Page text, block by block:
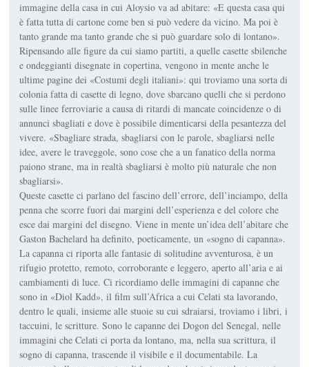
immagine della casa in cui Aloysio va ad abitare: «E questa casa qui
è fatta tutta di cartone come ben si può vedere da vicino. Ma poi è
tanto grande ma tanto grande che si può guardare solo di lontano».
Ripensando alle figure da cui siamo partiti, a quelle casette sbilenche
e ondeggianti disegnate in copertina, vengono in mente anche le
ultime pagine dei «Costumi degli italiani»: qui troviamo una sorta di
colonia fatta di casette di legno, dove sbarcano quelli che si perdono
sulle linee ferroviarie a causa di ritardi di mancate coincidenze o di
annunci sbagliati e dove è possibile dimenticarsi della pesantezza del
vivere. «Sbagliare strada, sbagliarsi con le parole, sbagliarsi nelle
idee, avere le traveggole, sono cose che a un fanatico della norma
paiono strane, ma in realtà sbagliarsi è molto più naturale che non
sbagliarsi».
Queste casette ci parlano del fascino dell’errore, dell’inciampo, della
penna che scorre fuori dai margini dell’esperienza e del colore che
esce dai margini del disegno. Viene in mente un’idea dell’abitare che
Gaston Bachelard ha definito, poeticamente, un «sogno di capanna».
La capanna ci riporta alle fantasie di solitudine avventurosa, è un
rifugio protetto, remoto, corroborante e leggero, aperto all’aria e ai
cambiamenti di luce. Ci ricordiamo delle immagini di capanne che
sono in «Diol Kadd», il film sull’Africa a cui Celati sta lavorando,
dentro le quali, insieme alle stuoie su cui sdraiarsi, troviamo i libri, i
taccuini, le scritture. Sono le capanne dei Dogon del Senegal, nelle
immagini che Celati ci porta da lontano, ma, nella sua scrittura, il
sogno di capanna, trascende il visibile e il documentabile. La